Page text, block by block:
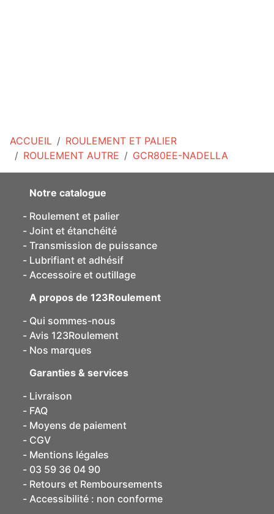
ACCUEIL
ROULEMENT ET PALIER
ROULEMENT AUTRE
GCR80EE-NADELLA
Notre catalogue
Roulement et palier
Joint et étanchéité
Transmission de puissance
Lubrifiant et adhésif
Accessoire et outillage
A propos de 123Roulement
Qui sommes-nous
Avis 123Roulement
Nos marques
Garanties & services
Livraison
FAQ
Moyens de paiement
CGV
Mentions légales
03 59 36 04 90
Retours et Remboursements
Accessibilité : non conforme